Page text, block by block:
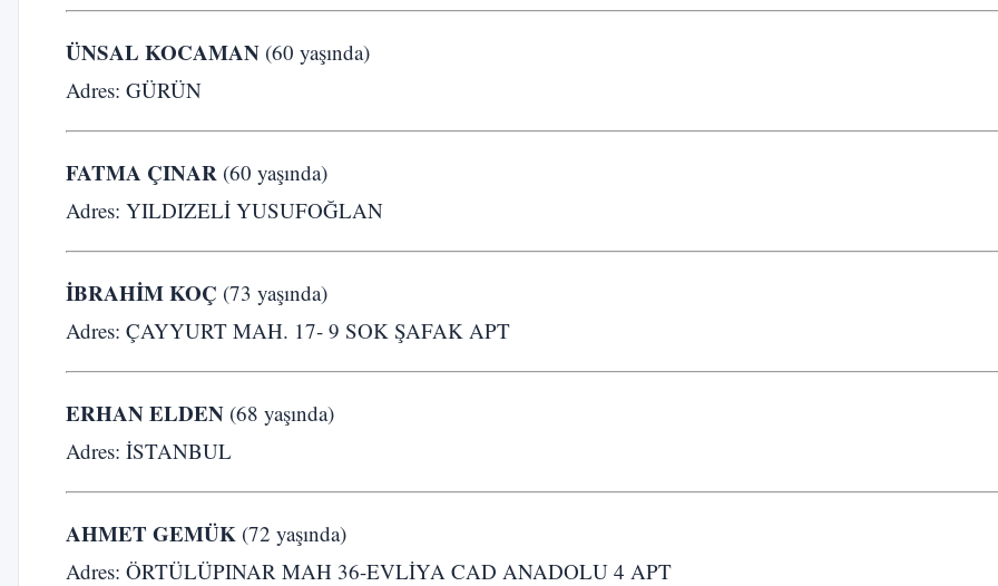
ÜNSAL KOCAMAN (60 yaşında)
Adres: GÜRÜN
FATMA ÇINAR (60 yaşında)
Adres: YILDIZELİ YUSUFOĞLAN
İBRAHİM KOÇ (73 yaşında)
Adres: ÇAYYURT MAH. 17- 9 SOK ŞAFAK APT
ERHAN ELDEN (68 yaşında)
Adres: İSTANBUL
AHMET GEMÜK (72 yaşında)
Adres: ÖRTÜLÜPINAR MAH 36-EVLİYA CAD ANADOLU 4 APT